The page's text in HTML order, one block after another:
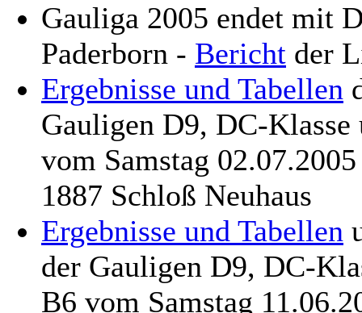
Gauliga 2005 endet mit
Paderborn - Bericht der
Ergebnisse und Tabellen
Gauligen D9, DC-
vom Samstag
1887 Schloß Neuhaus
Ergebnisse und Tabellen
der Gauligen D9, DC-
B6 vom Samstag